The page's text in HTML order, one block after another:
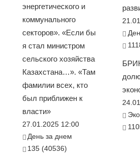
энергетического и
коммунального
секторов». «Если бы
я стал министром
сельского хозяйства
Казахстана…». «Там
фамилии всех, кто
был приближен к
власти»
27.01.2025 12:00
День за днем
135 (40536)